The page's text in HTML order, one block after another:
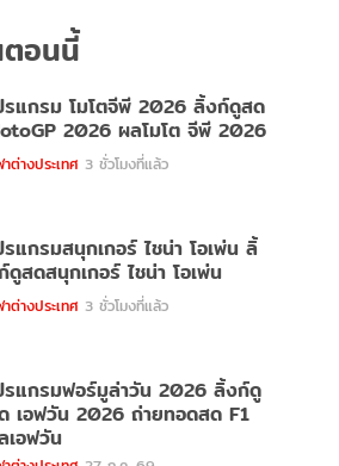
อนนี้
รแกรม โมโตจีพี 2026 ลิ้งก์ดูสด
2026 ผลโมโต จีพี 2026
ต่างประเทศ 3 ชั่วโมงที่แล้ว
รแกรมสนุกเกอร์ ไชน่า โอเพ่น ลิ้
ดูสดสนุกเกอร์ ไชน่า โอเพ่น
ต่างประเทศ 3 ชั่วโมงที่แล้ว
รแกรมฟอร์มูล่าวัน 2026 ลิ้งก์ดู
เอฟวัน 2026 ถ่ายทอดสด F1
เอฟวัน